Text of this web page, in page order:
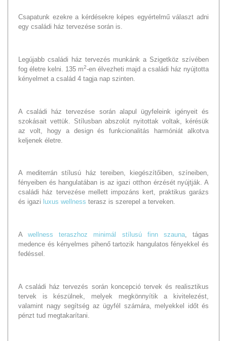
Csapatunk ezekre a kérdésekre képes egyértelmű választ adni
egy családi ház tervezése során is.
Legújabb családi ház tervezés munkánk a Szigetköz szívében
fog életre kelni. 135 m2-en élvezheti majd a családi ház nyújtotta
kényelmet a család 4 tagja nap szinten.
A családi ház tervezése során alapul ügyfeleink igényeit és
szokásait vettük. Stílusban abszolút nyitottak voltak, kérésük
az volt, hogy a design és funkcionalitás harmóniát alkotva
keljenek életre.
A mediterrán stílusú ház tereiben, kiegészítőiben, színeiben,
fényeiben és hangulatában is az igazi otthon érzését nyújtják. A
családi ház tervezése mellett impozáns kert, praktikus garázs
és igazi luxus wellness terasz is szerepel a terveken.
Awellness teraszhoz minimál stílusú finn szauna, tágas
medence és kényelmes pihenő tartozik hangulatos fényekkel és
fedéssel.
A családi ház tervezés során koncepció tervek és realisztikus
tervek is készülnek, melyek megkönnyítik a kivitelezést,
valamint nagy segítség az ügyfél számára, melyekkel időt és
pénzt tud megtakarítani.